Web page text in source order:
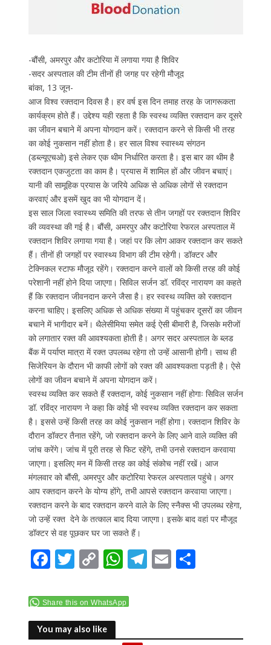
-बौंसी, अमरपुर और कटोरिया में लगाया गया है शिविर
-सदर अस्पताल की टीम तीनों ही जगह पर रहेगी मौजूद
बांका, 13 जून-
आज विश्व रक्तदान दिवस है। हर वर्ष इस दिन तमाह तरह के जागरूकता
कार्यक्रम होते हैं। उद्देश्य यही रहता है कि स्वस्थ व्यक्ति रक्तदान कर दूसरे
का जीवन बचाने में अपना योगदान करें। रक्तदान करने से किसी भी तरह
का कोई नुकसान नहीं होता है। हर साल विश्व स्वास्थ्य संगठन
(डब्ल्यूएचओ) इसे लेकर एक थीम निर्धारित करता है। इस बार का थीम है
रक्तदान एकजुटता का काम है। प्रयास में शामिल हों और जीवन बचाएं।
यानी की सामूहिक प्रयास के जरिये अधिक से अधिक लोगों से रक्तदान
करवाएं और इसमें खुद का भी योगदान दें।
इस साल जिला स्वास्थ्य समिति की तरफ से तीन जगहों पर रक्तदान शिविर
की व्यवस्था की गई है। बौंसी, अमरपुर और कटोरिया रेफरल अस्पताल में
रक्तदान शिविर लगाया गया है। जहां पर कि लोग आकर रक्तदान कर सकते
हैं। तीनों ही जगहों पर स्वास्थ्य विभाग की टीम रहेगी। डॉक्टर और
टेक्निकल स्टाफ मौजूद रहेंगे। रक्तदान करने वालों को किसी तरह की कोई
परेशानी नहीं होने दिया जाएगा। सिविल सर्जन डॉ. रविंद्र नारायण का कहते
हैं कि रक्तदान जीवनदान करने जैसा है। हर स्वस्थ व्यक्ति को रक्तदान
करना चाहिए। इसलिए अधिक से अधिक संख्या में पहुंचकर दूसरों का जीवन
बचाने में भागीदार बनें। थैलेसीमिया समेत कई ऐसी बीमारी है, जिसके मरीजों
को लगातार रक्त की आवश्यकता होती है। अगर सदर अस्पताल के ब्लड
बैंक में पर्याप्त मात्रा में रक्त उपलब्ध रहेगा तो उन्हें आसानी होगी। साथ ही
सिजेरियन के दौरान भी काफी लोगों को रक्त की आवश्यकता पड़ती है। ऐसे
लोगों का जीवन बचाने में अपना योगदान करें।
स्वस्थ व्यक्ति कर सकते हैं रक्तदान, कोई नुकसान नहीं होगाः सिविल सर्जन
डॉ. रविंद्र नारायण ने कहा कि कोई भी स्वस्थ व्यक्ति रक्तदान कर सकता
है। इससे उन्हें किसी तरह का कोई नुकसान नहीं होगा। रक्तदान शिविर के
दौरान डॉक्टर तैनात रहेंगे, जो रक्तदान करने के लिए आने वाले व्यक्ति की
जांच करेंगे। जांच में पूरी तरह से फिट रहेंगे, तभी उनसे रक्तदान करवाया
जाएगा। इसलिए मन में किसी तरह का कोई संकोच नहीं रखें। आज
मंगलवार को बौंसी, अमरपुर और कटोरिया रेफरल अस्पताल पहुंचे। अगर
आप रक्तदान करने के योग्य होंगे, तभी आपसे रक्तदान करवाया जाएगा।
रक्तदान करने के बाद रक्तदान करने वाले के लिए स्नैक्स भी उपलब्ध रहेगा,
जो उन्हें रक्त देने के तत्काल बाद दिया जाएगा। इसके बाद वहां पर मौजूद
डॉक्टर से वह पूछकर घर जा सकते हैं।
F
ac
e
b
o
T
w
itt
er
C
o
p
y
Li
W
h
at
A
T
el
a
E
m
S
Share this on WhatsApp
You may also like